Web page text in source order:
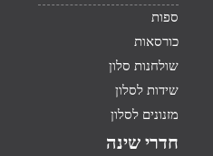
ספות
כורסאות
שולחנות סלון
שידות לסלון
מזנונים לסלון
חדרי שינה